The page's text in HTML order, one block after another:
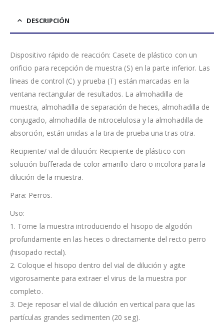
DESCRIPCIÓN
Dispositivo rápido de reacción: Casete de plástico con un
orificio para recepción de muestra (S) en la parte inferior. Las
líneas de control (C) y prueba (T) están marcadas en la
ventana rectangular de resultados. La almohadilla de
muestra, almohadilla de separación de heces, almohadilla de
conjugado, almohadilla de nitrocelulosa y la almohadilla de
absorción, están unidas a la tira de prueba una tras otra.
Recipiente/ vial de dilución: Recipiente de plástico con
solución bufferada de color amarillo claro o incolora para la
dilución de la muestra.
Para: Perros.
Uso:
1. Tome la muestra introduciendo el hisopo de algodón
profundamente en las heces o directamente del recto perro
(hisopado rectal).
2. Coloque el hisopo dentro del vial de dilución y agite
vigorosamente para extraer el virus de la muestra por
completo.
3. Deje reposar el vial de dilución en vertical para que las
partículas grandes sedimenten (20 seg).